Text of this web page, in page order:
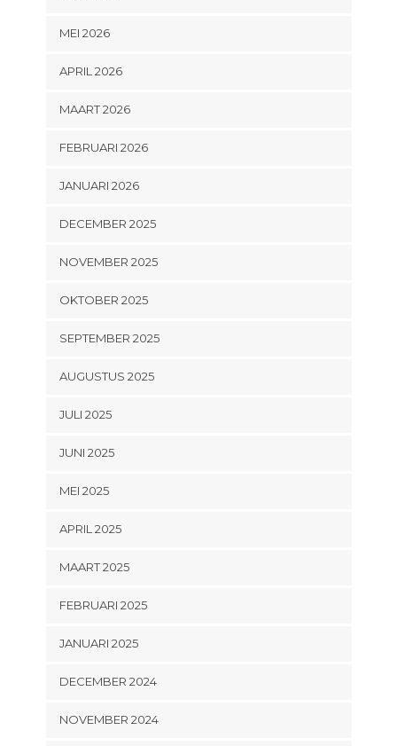
MEI 2026
APRIL 2026
MAART 2026
FEBRUARI 2026
JANUARI 2026
DECEMBER 2025
NOVEMBER 2025
OKTOBER 2025
SEPTEMBER 2025
AUGUSTUS 2025
JULI 2025
JUNI 2025
MEI 2025
APRIL 2025
MAART 2025
FEBRUARI 2025
JANUARI 2025
DECEMBER 2024
NOVEMBER 2024